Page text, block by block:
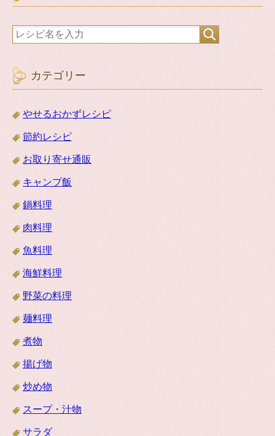
カテゴリー
やせるおかずレシピ
節約レシピ
お取り寄せ通販
キャンプ飯
鍋料理
肉料理
魚料理
海鮮料理
野菜の料理
麺料理
煮物
揚げ物
炒め物
スープ・汁物
サラダ